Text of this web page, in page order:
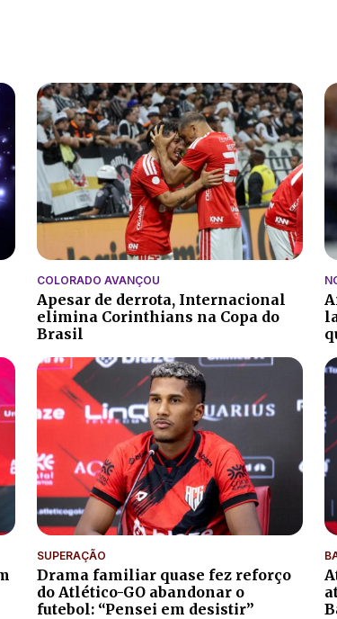
COLORADO AVANÇOU
Apesar de derrota, Internacional
elimina Corinthians na Copa do
Brasil
SUPERAÇÃO
Drama familiar quase fez reforço
do Atlético-GO abandonar o
futebol: “Pensei em desistir”